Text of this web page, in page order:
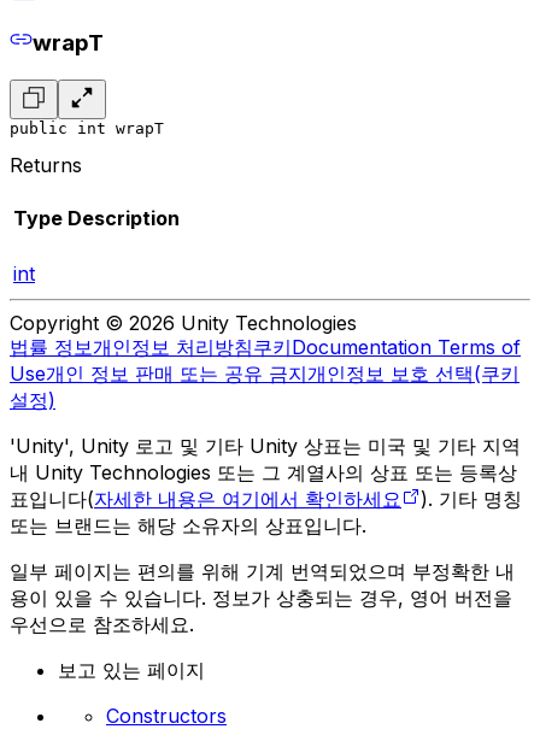
wrapT
public int wrapT
Returns
Type Description
int
Copyright © 2026 Unity Technologies
법률 정보개인정보 처리방침쿠키Documentation Terms of
Use개인 정보 판매 또는 공유 금지개인정보 보호 선택(쿠키
설정)
'Unity', Unity 로고 및 기타 Unity 상표는 미국 및 기타 지역
내 Unity Technologies 또는 그 계열사의 상표 또는 등록상
표입니다(자세한 내용은 여기에서 확인하세요
). 기타 명칭
또는 브랜드는 해당 소유자의 상표입니다.
일부 페이지는 편의를 위해 기계 번역되었으며 부정확한 내
용이 있을 수 있습니다. 정보가 상충되는 경우, 영어 버전을
우선으로 참조하세요.
보고 있는 페이지
Constructors